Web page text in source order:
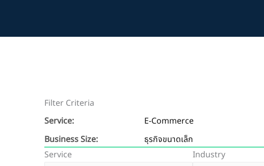
Filter Criteria
Service:
E-Commerce
Business Size:
ธุรกิจขนาดเล็ก
Service
Industry